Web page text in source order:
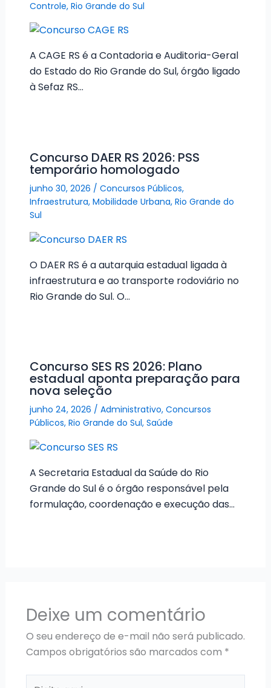
Controle, Rio Grande do Sul
A CAGE RS é a Contadoria e Auditoria-Geral
do Estado do Rio Grande do Sul, órgão ligado
à Sefaz RS…
Concurso DAER RS 2026: PSS
temporário homologado
junho 30, 2026 / Concursos Públicos,
Infraestrutura, Mobilidade Urbana, Rio Grande do
Sul
O DAER RS é a autarquia estadual ligada à
infraestrutura e ao transporte rodoviário no
Rio Grande do Sul. O…
Concurso SES RS 2026: Plano
estadual aponta preparação para
nova seleção
junho 24, 2026 / Administrativo, Concursos
Públicos, Rio Grande do Sul, Saúde
A Secretaria Estadual da Saúde do Rio
Grande do Sul é o órgão responsável pela
formulação, coordenação e execução das…
Deixe um comentário
O seu endereço de e-mail não será publicado.
Campos obrigatórios são marcados com *